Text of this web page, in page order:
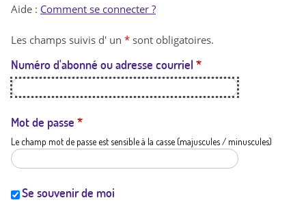
t
a
t
i
Aide : Comment se connecter ?
Les champs suivis d' un * sont obligatoires.
Numéro d'abonné ou adresse courriel *
Mot de passe *
Le champ mot de passe est sensible à la casse (majuscules / minuscules)
Se souvenir de moi